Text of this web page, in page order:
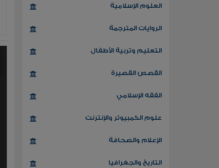
العلوم الإسلامية
الروايات المترجمة
التعليم وتربية الأطفال
القصص القصيرة
الفقه الإسلامي
علوم الكمبيوتر والإنترنت
الإعلام والصحافة
التاريخ والجغرافيا